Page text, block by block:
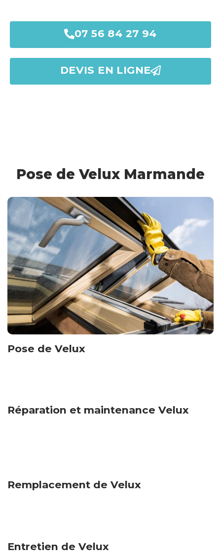
07 56 84 27 94
DEVIS EN LIGNE
Pose de Velux Marmande
Pose de Velux
Réparation et maintenance Velux
Remplacement de Velux
Entretien de Velux